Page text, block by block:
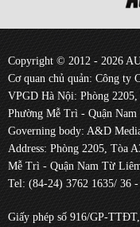
Copyright © 2012 - 2026
Cơ quan chủ quản: Công ty
VPGD Hà Nội: Phòng
Phường Mễ Trì - Quận
Governing body: A&D
Address: Phòng 2205, Tòa
Mễ Trì - Quận Nam Từ
Tel: (84-24) 3762 1635/ 36
Giấy phép số 916/GP-